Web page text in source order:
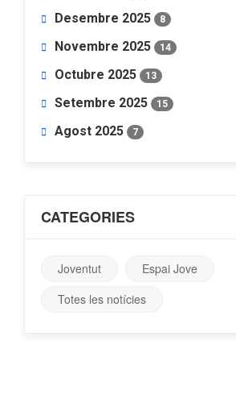
Desembre 2025 8
Novembre 2025 14
Octubre 2025 13
Setembre 2025 15
Agost 2025 7
CATEGORIES
Joventut
Espai Jove
Totes les notícies